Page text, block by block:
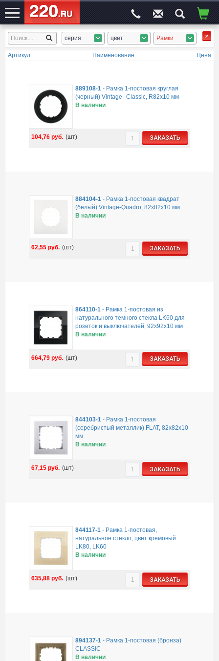
ЭЛЕКТРОСАЙТ№1 серия цвет Рамки
Артикул Наименование Цена
889108-1- Рамка 1-постовая круглая
(черный) Vintage--Classic, R82х10 мм
В наличии
104,76 руб. (шт) ЗАКАЗАТЬ
884104-1 - Рамка 1-постовая квадрат
(белый) Vintage-Quadro, 82х82х10 мм
В наличии
62,55 руб. (шт) ЗАКАЗАТЬ
864110-1 - Рамка 1-постовая из
натурального темного стекла LK60 для
розеток и выключателей, 92х92х10 мм
В наличии
664,79 руб. (шт) ЗАКАЗАТЬ
844103-1- Рамка 1-постовая
(серебристый металлик) FLAT, 82х82х10
мм
В наличии
67,15 руб. (шт) ЗАКАЗАТЬ
844117-1- Рамка 1-постовая,
натуральное стекло, цвет кремовый
LK80, LK60
В наличии
635,88 руб. (шт) ЗАКАЗАТЬ
894137-1- Рамка 1-постовая (бронза)
CLASSIC
В наличии